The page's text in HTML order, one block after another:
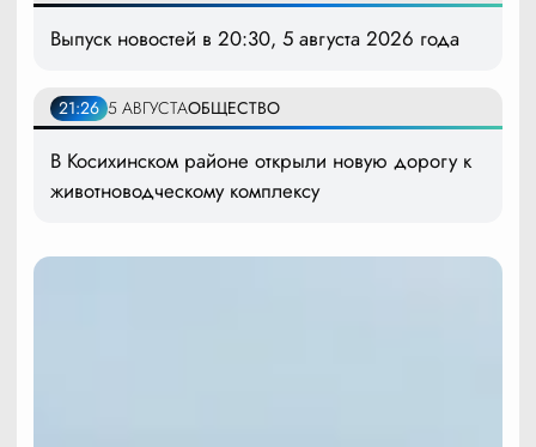
Выпуск новостей в 20:30, 5 августа 2026 года
21:26 5 АВГУСТАОБЩЕСТВО
В Косихинском районе открыли новую дорогу к
животноводческому комплексу